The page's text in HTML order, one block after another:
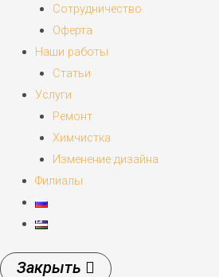
Сотрудничество
Оферта
Наши работы
Статьи
Услуги
Ремонт
Химчистка
Изменение дизайна
Филиалы